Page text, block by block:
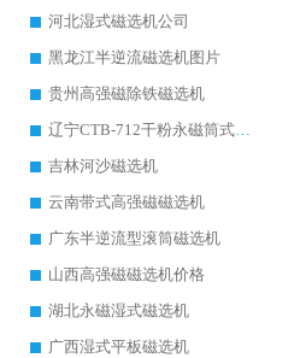
河北湿式磁选机公司
黑龙江半逆流磁选机图片
贵州高强磁除铁磁选机
辽宁CTB-712干粉永磁筒式磁选机
吉林河沙磁选机
云南带式高强磁磁选机
广东半逆流型滚筒磁选机
山西高强磁磁选机价格
湖北永磁湿式磁选机
广西湿式平板磁选机